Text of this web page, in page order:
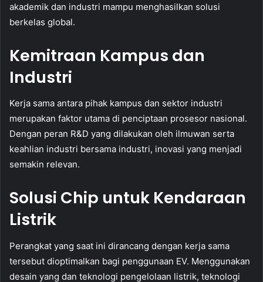
akademik dan industri mampu menghasilkan solusi
berkelas global.
Kemitraan Kampus dan
Industri
Kerja sama antara pihak kampus dan sektor industri
merupakan faktor utama di penciptaan prosesor nasional.
Dengan peran R&D yang dilakukan oleh ilmuwan serta
keahlian industri bersama industri, inovasi yang menjadi
semakin relevan.
Solusi Chip untuk Kendaraan
Listrik
Perangkat yang saat ini dirancang dengan kerja sama
tersebut dioptimalkan bagi penggunaan EV. Menggunakan
desain yang dan teknologi pengelolaan listrik, teknologi